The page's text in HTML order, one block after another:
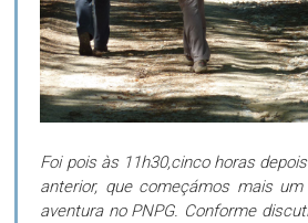
Foi pois às 11h30,cinco horas
anterior, que começámos mais
aventura no PNPG. Conforme